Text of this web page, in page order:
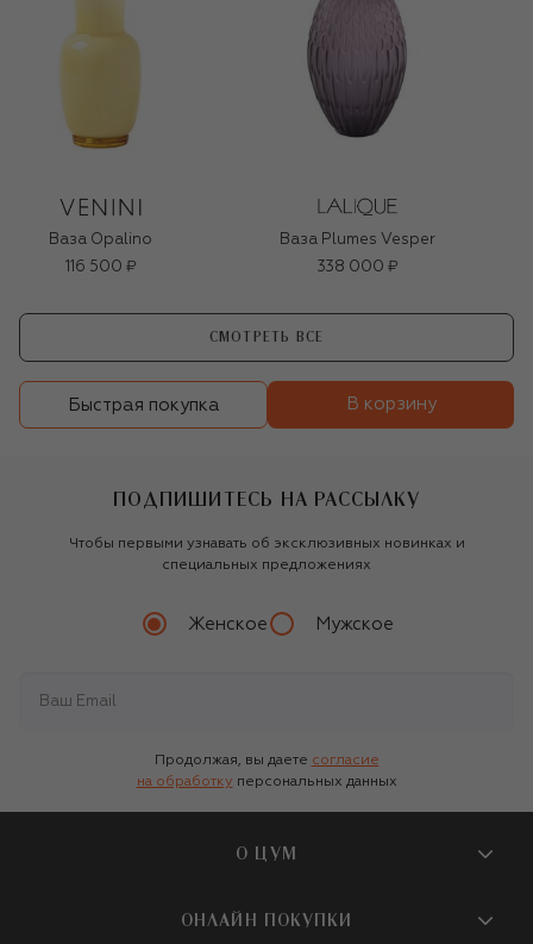
Ваза Opalino
116 500 ₽
Ваза Plumes Vesper
338 000 ₽
СМОТРЕТЬ ВСЕ
Быстрая покупка В корзину
ПОДПИШИТЕСЬ НА РАССЫЛКУ
Чтобы первыми узнавать об эксклюзивных новинках и
специальных предложениях
Женское Мужское
Продолжая, вы даете согласие
на обработку персональных данных
О ЦУМ
О магазине
ОНЛАЙН ПОКУПКИ